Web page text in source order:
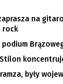
na
rock
były